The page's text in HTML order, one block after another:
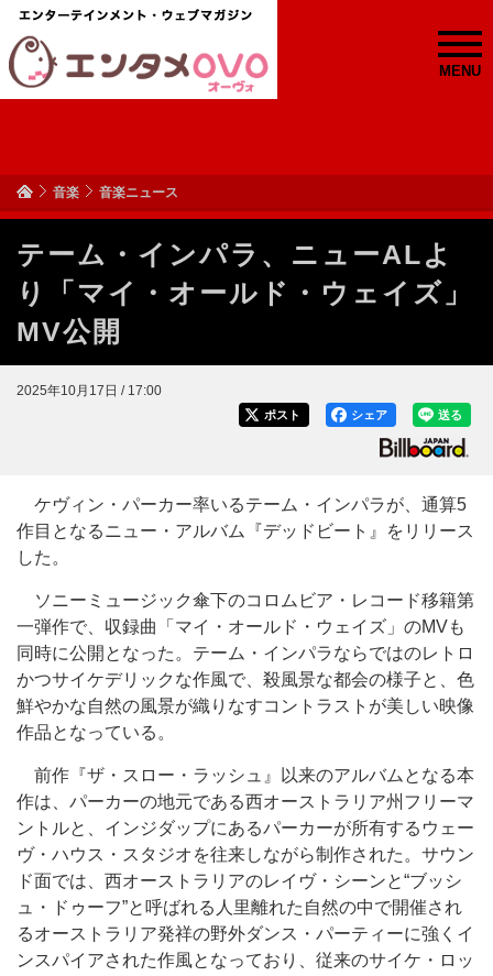
MENU
音楽 音楽ニュース
テーム・インパラ、ニューALよ
り「マイ・オールド・ウェイズ」
MV公開
2025年10月17日 / 17:00
送る
シェア
ポスト
ケヴィン・パーカー率いるテーム・インパラが、通算5
作目となるニュー・アルバム『デッドビート』をリリース
した。
ソニーミュージック傘下のコロムビア・レコード移籍第
一弾作で、収録曲「マイ・オールド・ウェイズ」のMVも
同時に公開となった。テーム・インパラならではのレトロ
かつサイケデリックな作風で、殺風景な都会の様子と、色
鮮やかな自然の風景が織りなすコントラストが美しい映像
作品となっている。
前作『ザ・スロー・ラッシュ』以来のアルバムとなる本
作は、パーカーの地元である西オーストラリア州フリーマ
ントルと、インジダップにあるパーカーが所有するウェー
ヴ・ハウス・スタジオを往来しながら制作された。サウン
ド面では、西オーストラリアのレイヴ・シーンと“ブッシ
ュ・ドゥーフ”と呼ばれる人里離れた自然の中で開催され
るオーストラリア発祥の野外ダンス・パーティーに強くイ
ンスパイアされた作風となっており、従来のサイケ・ロッ